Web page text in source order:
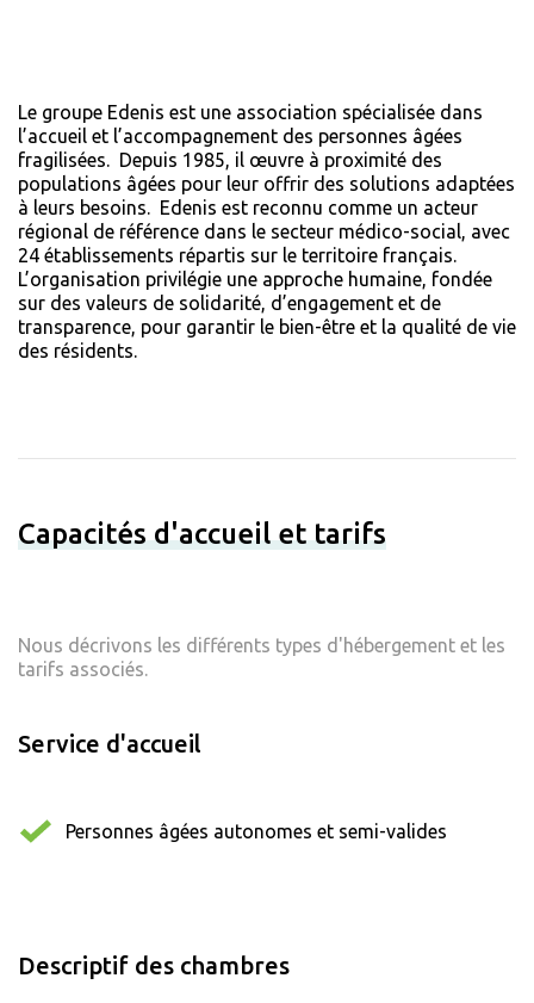
Le groupe Edenis est une association spécialisée dans
l’accueil et l’accompagnement des personnes âgées
fragilisées. Depuis 1985, il œuvre à proximité des
populations âgées pour leur offrir des solutions adaptées
à leurs besoins. Edenis est reconnu comme un acteur
régional de référence dans le secteur médico-social, avec
24 établissements répartis sur le territoire français.
L’organisation privilégie une approche humaine, fondée
sur des valeurs de solidarité, d’engagement et de
transparence, pour garantir le bien-être et la qualité de vie
des résidents.
Capacités d'accueil et tarifs
Nous décrivons les différents types d'hébergement et les
tarifs associés.
Service d'accueil
Personnes âgées autonomes et semi-valides
Descriptif des chambres